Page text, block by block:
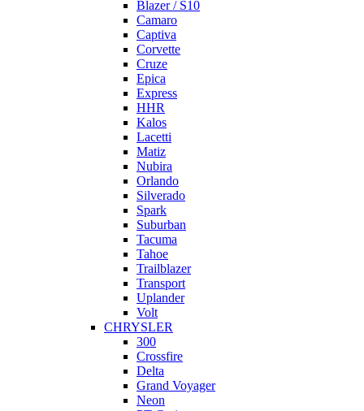
Blazer / S10
Camaro
Captiva
Corvette
Cruze
Epica
Express
HHR
Kalos
Lacetti
Matiz
Nubira
Orlando
Silverado
Spark
Suburban
Tacuma
Tahoe
Trailblazer
Transport
Uplander
Volt
CHRYSLER
300
Crossfire
Delta
Grand Voyager
Neon